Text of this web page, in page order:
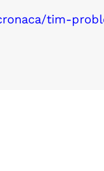
tim-